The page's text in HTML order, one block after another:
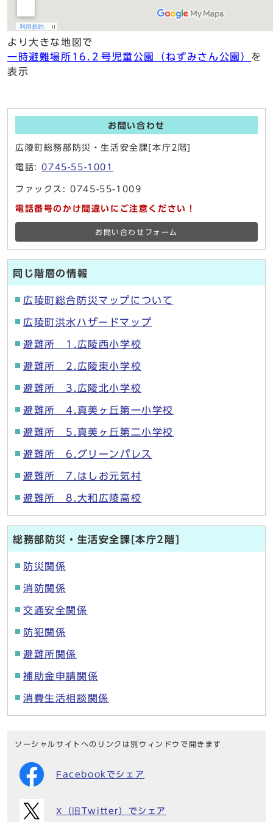
より大きな地図で
一時避難場所16.２号児童公園（ねずみさん公園） を
表示
お問い合わせ
広陵町総務部防災・生活安全課[本庁2階]
電話:0745-55-1001
ファックス: 0745-55-1009
電話番号のかけ間違いにご注意ください！
お問い合わせフォーム
同じ階層の情報
広陵町総合防災マップについて
広陵町洪水ハザードマップ
避難所 1.広陵西小学校
避難所 2.広陵東小学校
避難所 3.広陵北小学校
避難所 4.真美ヶ丘第一小学校
避難所 5.真美ヶ丘第二小学校
避難所 6.グリーンパレス
避難所 7.はしお元気村
避難所 8.大和広陵高校
総務部防災・生活安全課[本庁2階]
防災関係
消防関係
交通安全関係
防犯関係
避難所関係
補助金申請関係
消費生活相談関係
ソーシャルサイトへのリンクは別ウィンドウで開きます
Facebookでシェア
X（旧Twitter）でシェア